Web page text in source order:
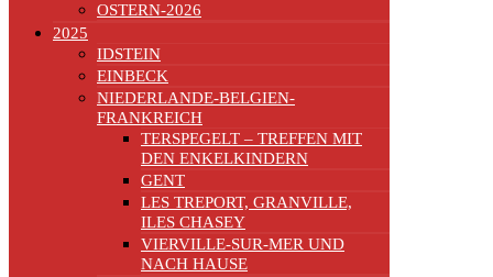
OSTERN-2026
2025
IDSTEIN
EINBECK
NIEDERLANDE-BELGIEN-
FRANKREICH
TERSPEGELT – TREFFEN MIT
DEN ENKELKINDERN
GENT
LES TREPORT, GRANVILLE,
ILES CHASEY
VIERVILLE-SUR-MER UND
NACH HAUSE